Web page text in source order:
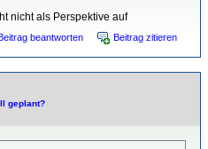
nicht als Perspektive auf
beantworten Beitrag zitieren
geplant?